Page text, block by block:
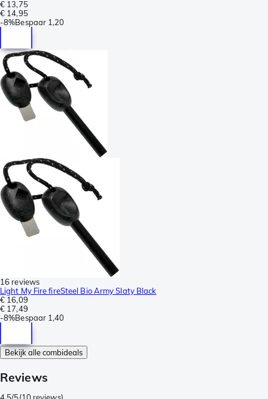
€ 13,75
€ 14,95
-8%Bespaar 1,20
16 reviews
Light My Fire fireSteel Bio Army Slaty Black
€ 16,09
€ 17,49
-8%Bespaar 1,40
Bekijk alle combideals
Reviews